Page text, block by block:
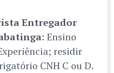
Entregador
: Ensino
residir
CNH C ou D.